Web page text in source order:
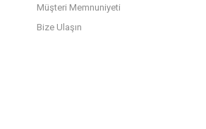
Müşteri Memnuniyeti
Bize Ulaşın